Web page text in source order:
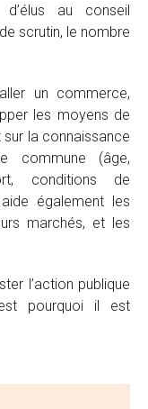
au conseil
scrutin, le nombre
un commerce,
les moyens de
la connaissance
commune (âge,
conditions de
également les
marchés, et les
l’action publique
pourquoi il est